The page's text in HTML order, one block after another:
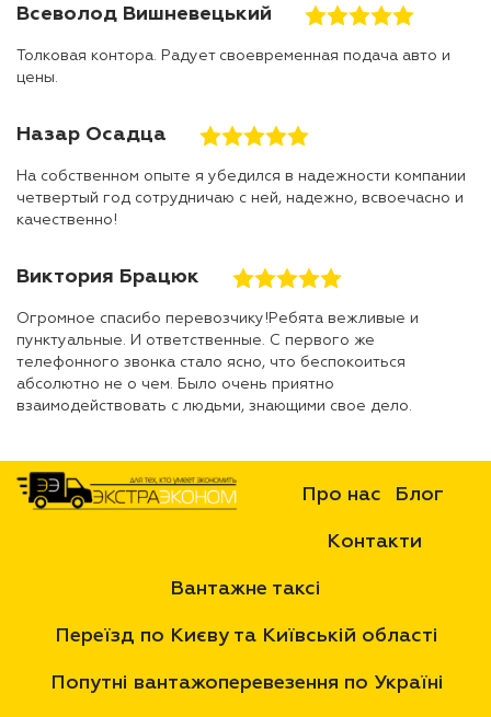
Всеволод Вишневецький
Толковая контора. Радует своевременная подача авто и
цены.
Назар Осадца
На собственном опыте я убедился в надежности компании
четвертый год сотрудничаю с ней, надежно, всвоечасно и
качественно!
Виктория Брацюк
Огромное спасибо перевозчику!Ребята вежливые и
пунктуальные. И ответственные. С первого же
телефонного звонка стало ясно, что беспокоиться
абсолютно не о чем. Было очень приятно
взаимодействовать с людьми, знающими свое дело.
Про нас Блог
Контакти
Вантажне таксі
Переїзд по Києву та Київській області
Попутні вантажоперевезення по Україні